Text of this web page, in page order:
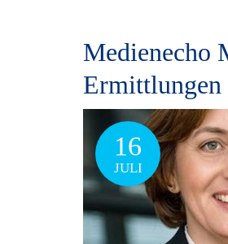
Medienecho
Ermittlungen
16
JULI